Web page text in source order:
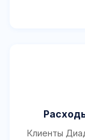
Клиенты